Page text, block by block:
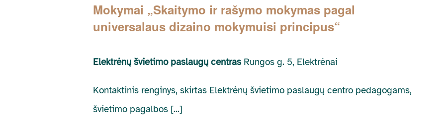
Mokymai „Skaitymo ir rašymo mokymas pagal
universalaus dizaino mokymuisi principus“
Elektrėnų švietimo paslaugų centras Rungos g. 5, Elektrėnai
Kontaktinis renginys, skirtas Elektrėnų švietimo paslaugų centro pedagogams,
švietimo pagalbos [...]